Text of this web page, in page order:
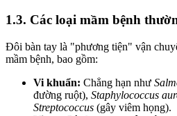
1.3. Các loại mầm bệnh
Đôi bàn tay là "phương tiện" vận
mầm bệnh, bao gồm:
Vi khuẩn: Chẳng hạn như
đường ruột), Staphylococcus
Streptococcus (gây viêm họng).